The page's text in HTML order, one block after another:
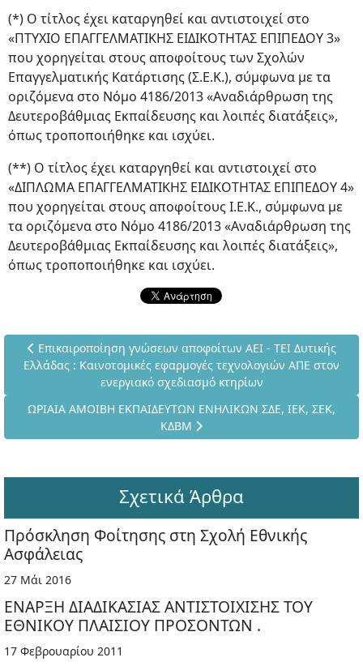
(*) Ο τίτλος έχει καταργηθεί και αντιστοιχεί στο
«ΠΤΥΧΙΟ ΕΠΑΓΓΕΛΜΑΤΙΚΗΣ ΕΙΔΙΚΟΤΗΤΑΣ ΕΠΙΠΕΔΟΥ 3»
που χορηγείται στους αποφοίτους των Σχολών
Επαγγελματικής Κατάρτισης (Σ.Ε.Κ.), σύμφωνα με τα
οριζόμενα στο Νόμο 4186/2013 «Αναδιάρθρωση της
Δευτεροβάθμιας Εκπαίδευσης και λοιπές διατάξεις»,
όπως τροποποιήθηκε και ισχύει.
(**) Ο τίτλος έχει καταργηθεί και αντιστοιχεί στο
«ΔΙΠΛΩΜΑ ΕΠΑΓΓΕΛΜΑΤΙΚΗΣ ΕΙΔΙΚΟΤΗΤΑΣ ΕΠΙΠΕΔΟΥ 4»
που χορηγείται στους αποφοίτους Ι.Ε.Κ., σύμφωνα με
τα οριζόμενα στο Νόμο 4186/2013 «Αναδιάρθρωση της
Δευτεροβάθμιας Εκπαίδευσης και λοιπές διατάξεις»,
όπως τροποποιήθηκε και ισχύει.
Προηγούμενο άρθρο: Επικαιροποίηση γνώσεων αποφοίτων
Επικαιροποίηση γνώσεων αποφοίτων ΑΕΙ - ΤΕΙ Δυτικής
Ελλάδας : Καινοτομικές εφαρμογές τεχνολογιών ΑΠΕ στον
ενεργιακό σχεδιασμό κτηρίων
Επόμενο άρθρο: ΩΡΙΑΙΑ ΑΜΟΙΒΗ ΕΚΠΑΙΔΕΥΤΩΝ ΕΝΗΛΙΚΩΝ
ΩΡΙΑΙΑ ΑΜΟΙΒΗ ΕΚΠΑΙΔΕΥΤΩΝ ΕΝΗΛΙΚΩΝ ΣΔΕ, ΙΕΚ, ΣΕΚ,
ΚΔΒΜ
Σχετικά Άρθρα
Πρόσκληση Φοίτησης στη Σχολή Εθνικής
Ασφάλειας
27 Μάι 2016
ΕΝΑΡΞΗ ΔΙΑΔΙΚΑΣΙΑΣ ΑΝΤΙΣΤΟΙΧΙΣΗΣ ΤΟΥ
ΕΘΝΙΚΟΥ ΠΛΑΙΣΙΟΥ ΠΡΟΣΟΝΤΩΝ .
17 Φεβρουαρίου 2011